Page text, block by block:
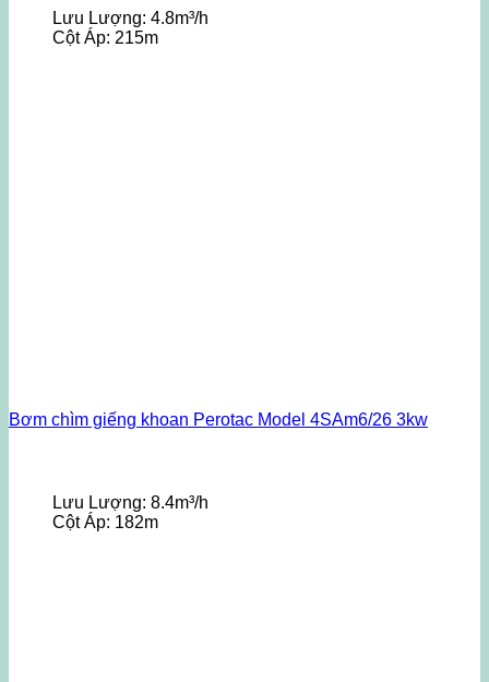
Lưu Lượng: 4.8m³/h
Cột Áp: 215m
Bơm chìm giếng khoan Perotac Model 4SAm6/26 3kw
Lưu Lượng: 8.4m³/h
Cột Áp: 182m